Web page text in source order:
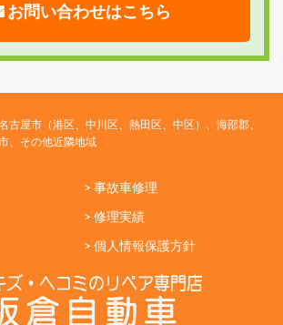
お問い合わせはこちら
古屋市（港区、中川区、熱田区、中区）、海部郡、
、その他近隣地域
> 事故車修理
> 修理実績
> 個人情報保護方針